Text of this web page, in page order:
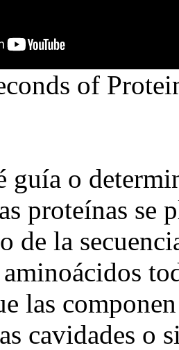
of
guía o
proteínas se
de la
las
cavidades o